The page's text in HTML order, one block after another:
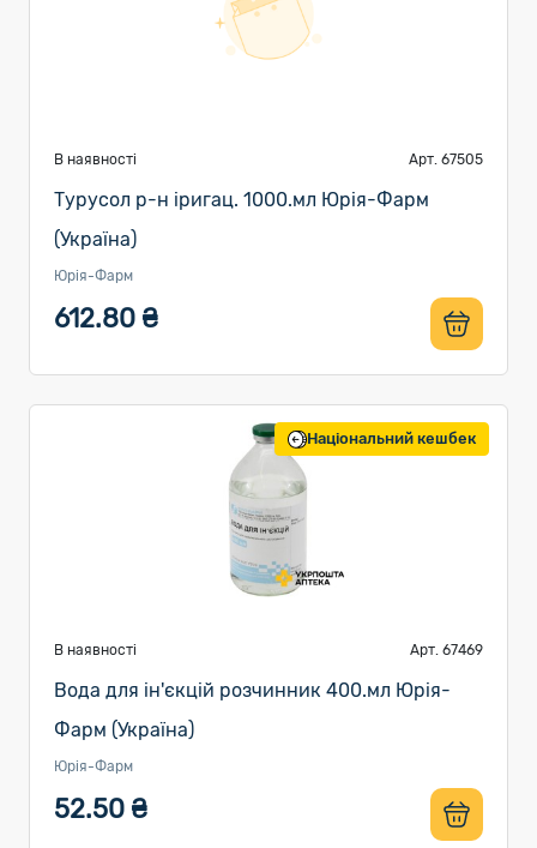
В наявності Арт. 67505
Турусол р-н іригац. 1000.мл Юрія-Фарм
(Україна)
Юрія-Фарм
612.80 ₴
Національний кешбек
В наявності Арт. 67469
Вода для ін'єкцій розчинник 400.мл Юрія-
Фарм (Україна)
Юрія-Фарм
52.50 ₴